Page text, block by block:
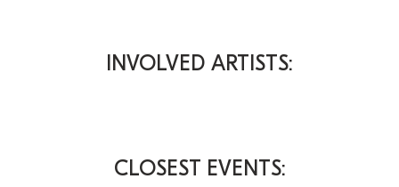
INVOLVED ARTISTS:
CLOSEST EVENTS: